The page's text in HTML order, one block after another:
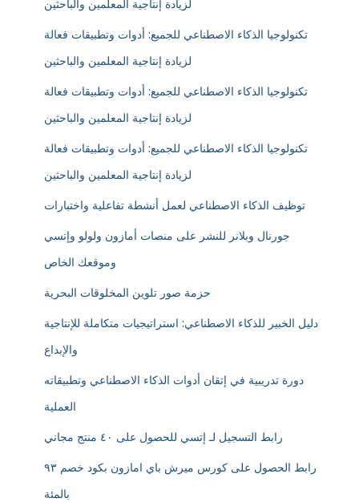
لزيادة إنتاجية المعلمين والباحثين
تكنولوجيا الذكاء الاصطناعي للجميع: أدوات وتطبيقات فعالة
لزيادة إنتاجية المعلمين والباحثين
تكنولوجيا الذكاء الاصطناعي للجميع: أدوات وتطبيقات فعالة
لزيادة إنتاجية المعلمين والباحثين
تكنولوجيا الذكاء الاصطناعي للجميع: أدوات وتطبيقات فعالة
لزيادة إنتاجية المعلمين والباحثين
توظيف الذكاء الاصطناعي لعمل أنشطة تفاعلية واختبارات
جورنال وبلانر للنشر على منصات أمازون ولولو وإتسي
وموقعك الخاص
حزمة صور تلوين المخلوقات البحرية
دليل الخبير للذكاء الاصطناعي: استراتيجيات متكاملة للإنتاجية
والإبداع
دورة تدريبية في إتقان أدوات الذكاء الاصطناعي وتطبيقاته
العملية
رابط التسجيل لـ إتسي للحصول على ٤٠ منتج مجاني
رابط الحصول على كورس ميرش باي امازون بكود خصم ٩٣
بالمئة